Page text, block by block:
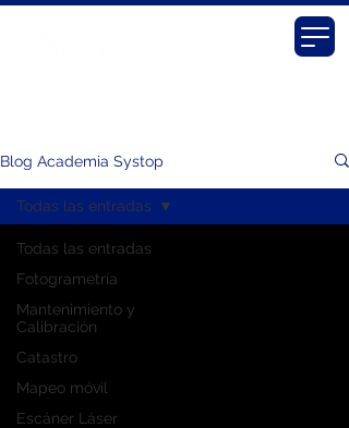
Blog Academia Systop
Todas las entradas
Fotogrametría
Mantenimiento y
Calibración
Catastro
Mapeo móvil
Escáner Láser
Todas las entradas